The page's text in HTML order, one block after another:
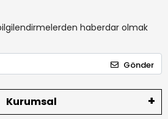
haberdar olmak
Gönder
Kurumsal